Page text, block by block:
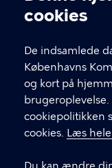
cookies
De indsamlede
Københavns
og kort på
cookiepolitikken
cookies. Læs
T
fFind andre
CVR-nummer
GENVEJE